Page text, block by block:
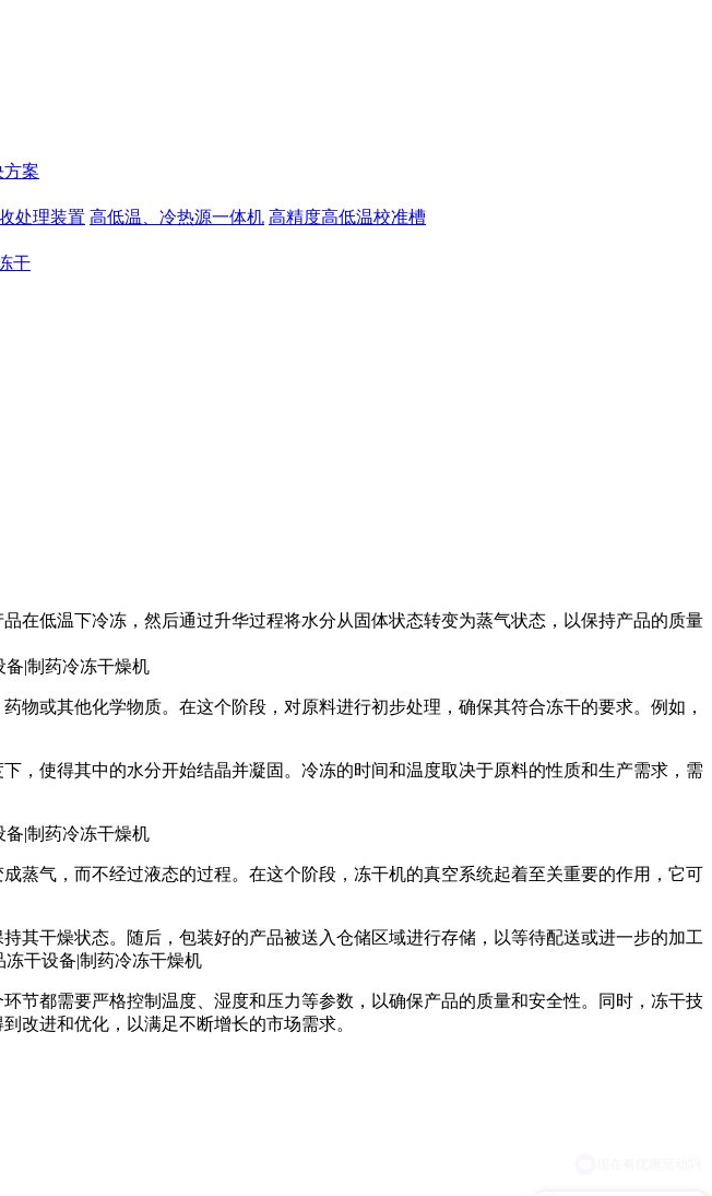
方案
处理装置 高低温、冷热源一体机 高精度高低温校准槽
干
品在低温下冷冻，然后通过升华过程将水分从固体状态转变为蒸气状态，以保持产品的质量
或其他化学物质。在这个阶段，对原料进行初步处理，确保其符合冻干的要求。例如，
，使得其中的水分开始结晶并凝固。冷冻的时间和温度取决于原料的性质和生产需求，需
蒸气，而不经过液态的过程。在这个阶段，冻干机的真空系统起着至关重要的作用，它可
其干燥状态。随后，包装好的产品被送入仓储区域进行存储，以等待配送或进一步的加工
节都需要严格控制温度、湿度和压力等参数，以确保产品的质量和安全性。同时，冻干技
改进和优化，以满足不断增长的市场需求。